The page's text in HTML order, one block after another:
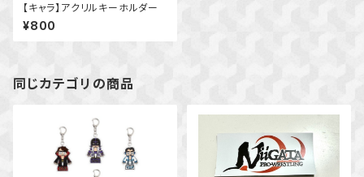
【キャラ】アクリルキーホルダー
¥800
同じカテゴリの商品